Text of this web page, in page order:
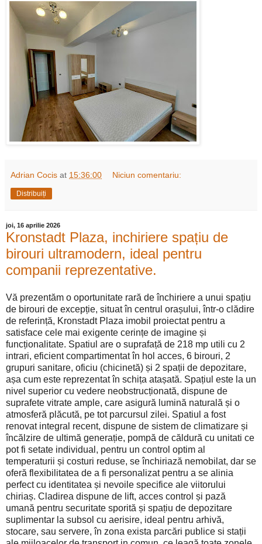
Adrian Cocis at 15:36:00 Niciun comentariu:
Distribuiți
joi, 16 aprilie 2026
Kronstadt Plaza, inchiriere spațiu de
birouri ultramodern, ideal pentru
companii reprezentative.
Vă prezentăm o oportunitate rară de închiriere a unui spațiu
de birouri de excepție, situat în centrul orașului, într-o clădire
de referință, Kronstadt Plaza imobil proiectat pentru a
satisface cele mai exigente cerințe de imagine și
funcționalitate. Spatiul are o suprafață de 218 mp utili cu 2
intrari, eficient compartimentat în hol acces, 6 birouri, 2
grupuri sanitare, oficiu (chicinetă) și 2 spații de depozitare,
așa cum este reprezentat în schița atașată. Spațiul este la un
nivel superior cu vedere neobstrucționată, dispune de
suprafete vitrate ample, care asigură lumină naturală și o
atmosferă plăcută, pe tot parcursul zilei. Spatiul a fost
renovat integral recent, dispune de sistem de climatizare și
încălzire de ultimă generație, pompă de căldură cu unitati ce
pot fi setate individual, pentru un control optim al
temperaturii și costuri reduse, se închiriază nemobilat, dar se
oferă flexibilitatea de a fi personalizat pentru a se alinia
perfect cu identitatea și nevoile specifice ale viitorului
chiriaș. Cladirea dispune de lift, acces control și pază
umană pentru securitate sporită și spațiu de depozitare
suplimentar la subsol cu aerisire, ideal pentru arhivă,
stocare, sau servere, în zona exista parcări publice si stații